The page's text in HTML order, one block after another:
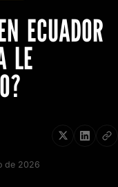
ECUADOR
LE
de 2026